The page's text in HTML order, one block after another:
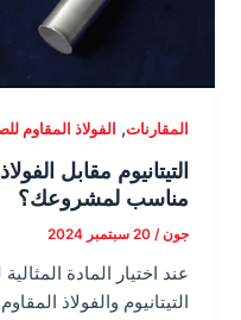
المقارنات, الفولاذ المقاوم
التيتانيوم مقابل
مناسب لمشروعك؟
جون/20 سبتمبر 2024
عند اختيار المادة
التيتانيوم والفولاذ